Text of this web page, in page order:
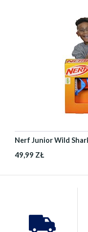
Nerf Junior Wild
49,99 ZŁ